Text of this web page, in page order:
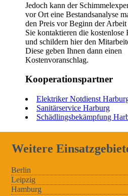
Jedoch kann der
vor Ort eine Bestandsanalyse
den Preis vor Beginn der
Sie kontaktieren die kostenlose
und schildern hier den
Diese geben Ihnen dann einen
Kostenvoranschlag.
Kooperationspartner
Elektriker Notdienst
Sanitärservice Harburg
Schädlingsbekämpfung
Weitere
Berlin
Leipzig
Hamburg